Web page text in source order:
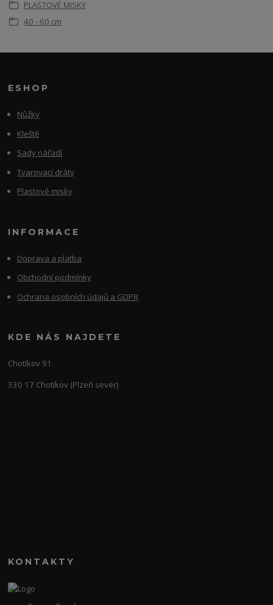
PLASTOVÉ MISKY
40 - 60 cm
ESHOP
Nůžky
Kleště
Sady nářadí
Tvarovací dráty
Plastové misky
INFORMACE
Doprava a platba
Obchodní podmínky
Ochrana osobních údajů a GDPR
KDE NÁS NAJDETE
Chotíkov 91
330 17 Chotíkov (Plzeň sever)
KONTAKTY